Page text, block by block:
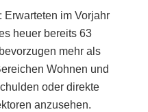
im Vorjahr
heuer bereits 63
mehr als
Wohnen und
oder direkte
anzusehen.